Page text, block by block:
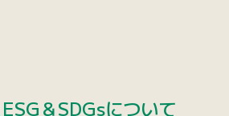
＆SDGsについて